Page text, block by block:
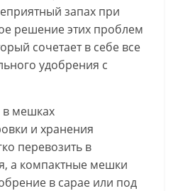
запах при
решение этих проблем
сочетает в себе все
удобрения с
в мешках
и хранения
перевозить в
а компактные мешки
в сарае или под